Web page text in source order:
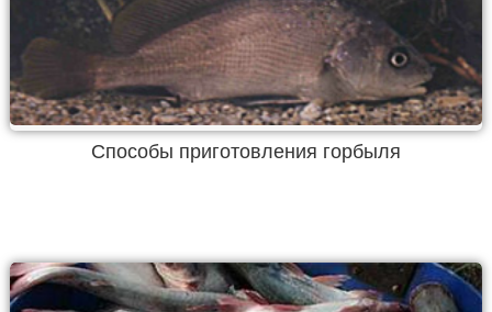
Способы приготовления горбыля